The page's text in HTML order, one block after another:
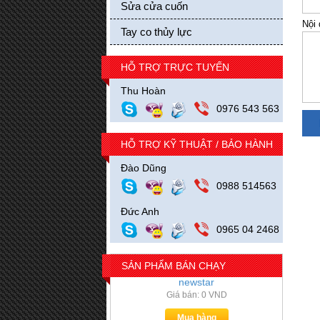
Sửa cửa cuốn
Tay co thủy lực
HỖ TRỢ TRỰC TUYẾN
Thu Hoàn
0976 543 563
HỖ TRỢ KỸ THUẬT / BẢO HÀNH
Đào Dũng
0988 514563
Đức Anh
0965 04 2468
SẢN PHẨM BÁN CHẠY
Bánh xe treo cửa lùa kính kẹp tròn
Giá bán: 0 VND
kẹp kính, kẹp góc cửa kính inox
newstar
Giá bán: 0 VND
Nội